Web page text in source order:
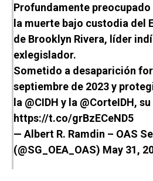
Profundamente
la muerte bajo custodia del
de Brooklyn Rivera, líder
exlegislador.
Sometido a desaparición
septiembre de 2023 y
la @CIDH y la @CorteIDH,
https://t.co/grBzECeND5
— Albert R. Ramdin – OAS
(@SG_OEA_OAS) May 31,